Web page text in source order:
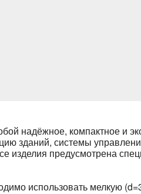
надёжное, компактное и
зданий, системы
изделия предусмотрена
использовать мелкую